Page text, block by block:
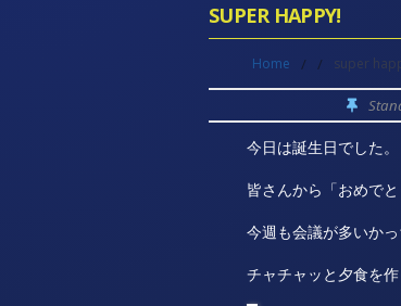
SUPER HAPPY!
Home / / super
今日は誕生日でした。
皆さんから「おめで
今週も会議が多いか
チャチャッと夕食を作